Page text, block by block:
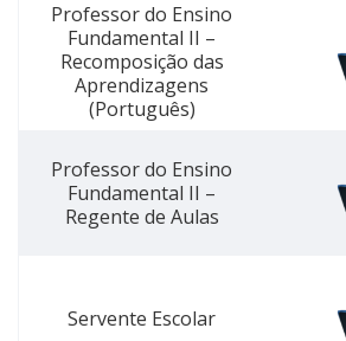
Professor do Ensino
Fundamental II –
Recomposição das
Aprendizagens
(Português)
Professor do Ensino
Fundamental II –
Regente de Aulas
Servente Escolar